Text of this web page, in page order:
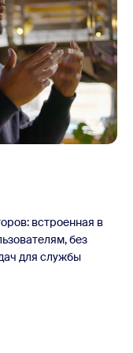
встроенная в
без
для службы